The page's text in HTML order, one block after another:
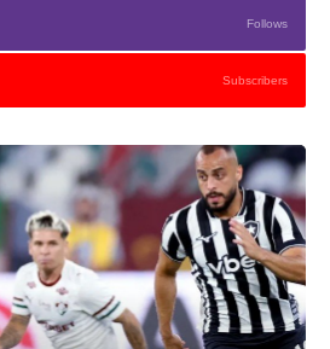
Follows
Subscribers